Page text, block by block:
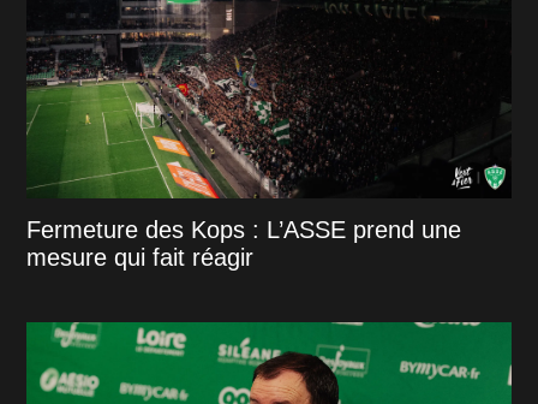
Fermeture des Kops : L’ASSE prend une
mesure qui fait réagir